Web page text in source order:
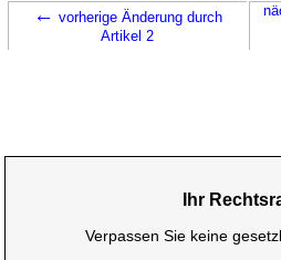
← vorherige Änderung durch
Artikel 2
Ihr
Verpassen Sie keine